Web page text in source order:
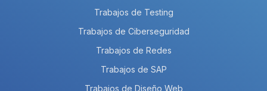
Trabajos de Testing
Trabajos de Ciberseguridad
Trabajos de Redes
Trabajos de SAP
Trabajos de Diseño Web